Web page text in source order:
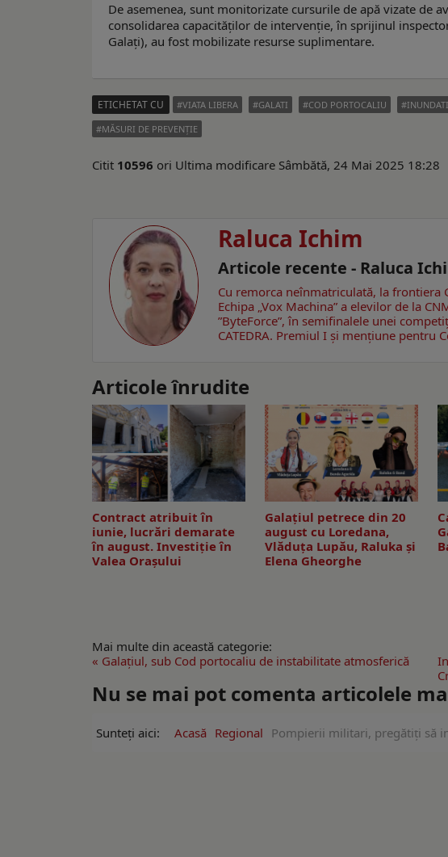
De asemenea, sunt monitorizate cursurile de apă vizate de
consolidarea capacităților de intervenție, în sprijinul
Galați), au fost mobilizate resurse suplimentare.
ETICHETAT CU VIATA LIBERA GALATI COD PORTOCALIU
MĂSURI DE PREVENȚIE
Citit 10596 ori Ultima modificare Sâmbătă, 24 Mai 2025 18:28
Raluca Ichim
Articole recente - Raluca
Cu remorca neînmatriculată, la frontiera
Echipa „Vox Machina” a elevilor de la
”ByteForce”, în semifinalele unei
CATEDRA. Premiul I și mențiune pentru
Articole înrudite
Contract atribuit în
iunie, lucrări demarate
în august. Investiţie în
Valea Oraşului
Galaţiul petrece din 20
august cu Loredana,
Vlăduța Lupău, Raluka și
Elena Gheorghe
Mai multe din această categorie:
« Galaţiul, sub Cod portocaliu de instabilitate atmosferică
Nu se mai pot comenta articolele
Sunteți aici: Acasă Regional Pompierii militari, pregătiți să